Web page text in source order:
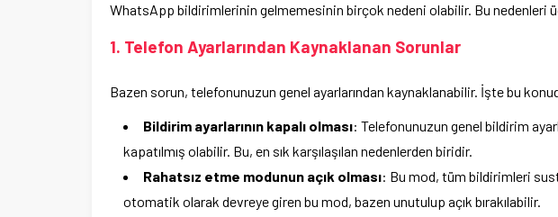
WhatsApp bildirimlerinin gelmemesinin birçok nedeni olabilir. Bu nedenleri
1. Telefon Ayarlarından Kaynaklanan Sorunlar
Bazen sorun, telefonunuzun genel ayarlarından kaynaklanabilir. İşte bu
Bildirim ayarlarının kapalı olması: Telefonunuzun genel bildirim
kapatılmış olabilir. Bu, en sık karşılaşılan nedenlerden biridir.
Rahatsız etme modunun açık olması: Bu mod, tüm bildirimleri
otomatik olarak devreye giren bu mod, bazen unutulup açık bırakılabilir.